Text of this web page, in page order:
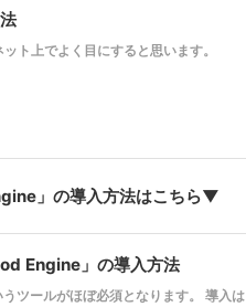
ト上でよく目にすると思います。
」の導入方法はこちら▼
Engine」の導入方法
ツールがほぼ必須となります。 導入は